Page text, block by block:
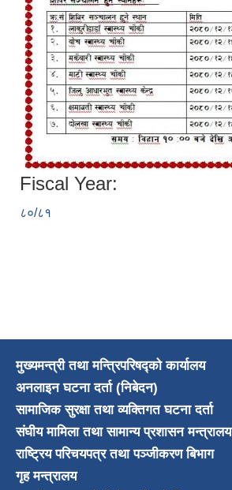
Fiscal Year:
८०/८१
मुख्यमन्त्री तथा मन्त्रिपरिषद्को कार्यालय
अनलाइन घटना दर्ता (निबेदन)
सामाजिक सुरक्षा तथा व्यक्तिगत घटना दर्ता
संघीय मामिला तथा सामान्य प्रशासन मन्त्रालय
राष्ट्रिय परिचयपत्र तथा पञ्जीकरण बिभाग
गृह मन्त्रालय